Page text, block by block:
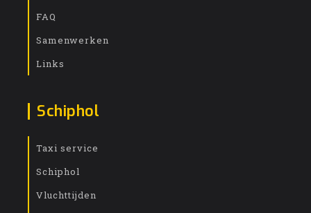
FAQ
Samenwerken
Links
Schiphol
Taxi service
Schiphol
Vluchttijden